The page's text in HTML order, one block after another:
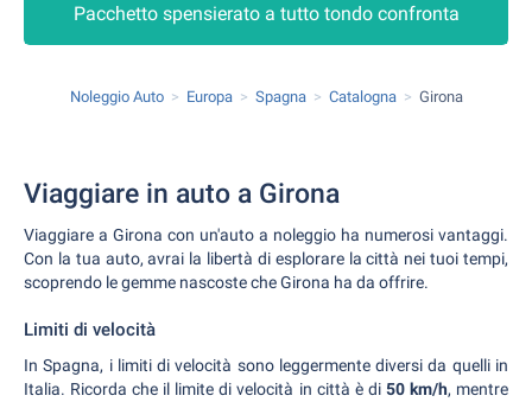
Pacchetto spensierato a tutto tondo confronta
Noleggio Auto Europa Spagna Catalogna Girona
Viaggiare in auto a Girona
Viaggiare a Girona con un'auto a noleggio ha numerosi vantaggi.
Con la tua auto, avrai la libertà di esplorare la città nei tuoi tempi,
scoprendo le gemme nascoste che Girona ha da offrire.
Limiti di velocità
In Spagna, i limiti di velocità sono leggermente diversi da quelli in
Italia. Ricorda che il limite di velocità in città è di 50 km/h, mentre